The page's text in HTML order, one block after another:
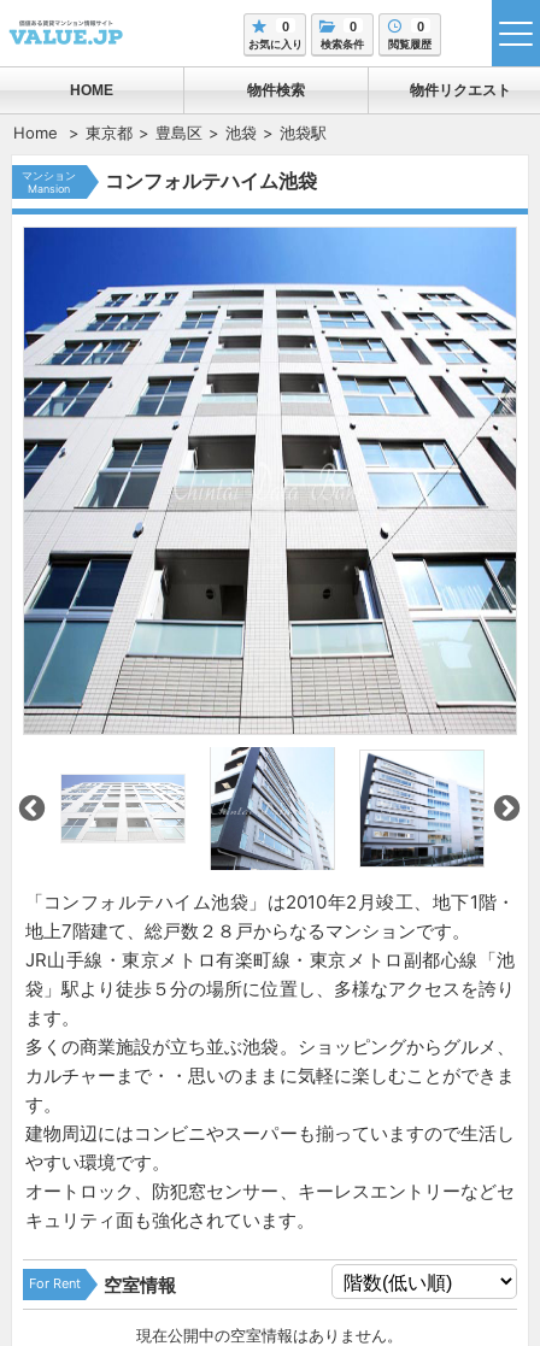
0
お気に入り
0
検索条件
0
閲覧履歴
HOME 物件検索 物件リクエスト
Home 東京都 豊島区 池袋 池袋駅
マンション
Mansion
コンフォルテハイム池袋
「コンフォルテハイム池袋」は2010年2月竣工、地下1階・
地上7階建て、総戸数２８戸からなるマンションです。
JR山手線・東京メトロ有楽町線・東京メトロ副都心線「池
袋」駅より徒歩５分の場所に位置し、多様なアクセスを誇り
ます。
多くの商業施設が立ち並ぶ池袋。ショッピングからグルメ、
カルチャーまで・・思いのままに気軽に楽しむことができま
す。
建物周辺にはコンビニやスーパーも揃っていますので生活し
やすい環境です。
オートロック、防犯窓センサー、キーレスエントリーなどセ
キュリティ面も強化されています。
For Rent 空室情報
現在公開中の空室情報はありません。